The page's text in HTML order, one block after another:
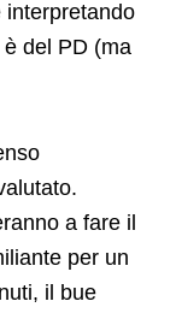
interpretando
del PD (ma
a fare il
per un
il bue